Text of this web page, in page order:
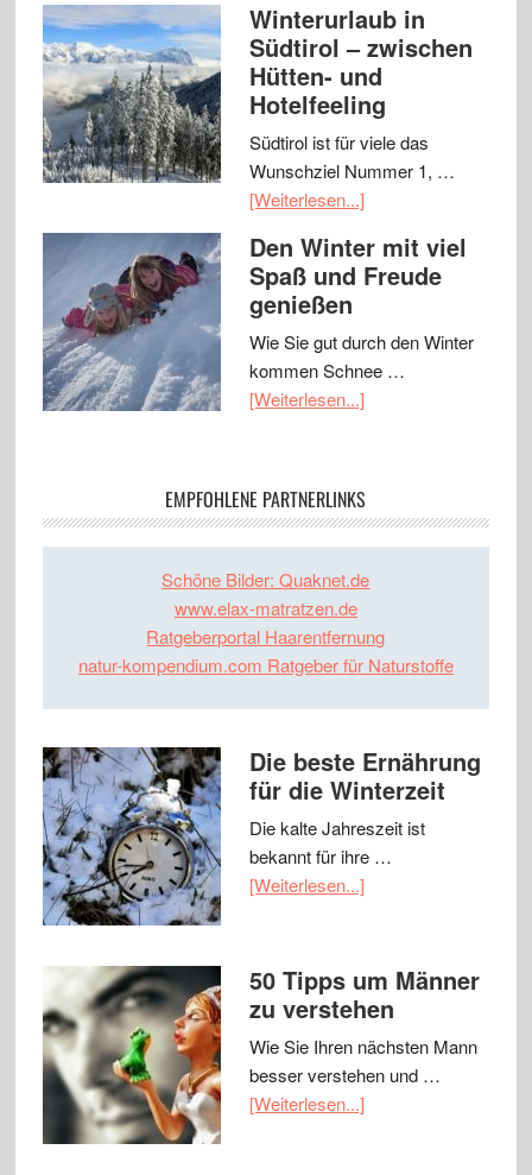
Winterurlaub in
Südtirol – zwischen
Hütten- und
Hotelfeeling
Südtirol ist für viele das
Wunschziel Nummer 1, …
[Weiterlesen...]
Den Winter mit viel
Spaß und Freude
genießen
Wie Sie gut durch den Winter
kommen Schnee …
[Weiterlesen...]
EMPFOHLENE PARTNERLINKS
Schöne Bilder: Quaknet.de
www.elax-matratzen.de
Ratgeberportal Haarentfernung
natur-kompendium.com Ratgeber für Naturstoffe
Die beste Ernährung
für die Winterzeit
Die kalte Jahreszeit ist
bekannt für ihre …
[Weiterlesen...]
50 Tipps um Männer
zu verstehen
Wie Sie Ihren nächsten Mann
besser verstehen und …
[Weiterlesen...]